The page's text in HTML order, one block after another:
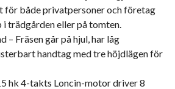
både privatpersoner och företag
i trädgården eller på tomten.
– Fräsen går på hjul, har låg
handtag med tre höjdlägen för
hk 4-takts Loncin-motor driver 8